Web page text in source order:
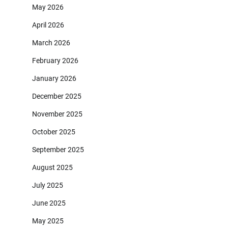
May 2026
April 2026
March 2026
February 2026
January 2026
December 2025
November 2025
October 2025
September 2025
August 2025
July 2025
June 2025
May 2025